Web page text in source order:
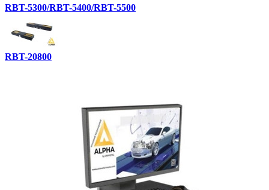
RBT-5300/RBT-5400/RBT-5500
RBT-20800